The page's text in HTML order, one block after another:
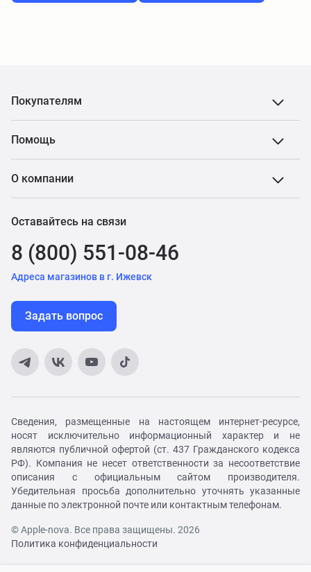
Покупателям
Помощь
О компании
Оставайтесь на связи
8 (800) 551-08-46
Адреса магазинов в г. Ижевск
Задать вопрос
Сведения, размещенные на настоящем интернет-ресурсе,
носят исключительно информационный характер и не
являются публичной офертой (ст. 437 Гражданского кодекса
РФ). Компания не несет ответственности за несоответствие
описания с официальным сайтом производителя.
Убедительная просьба дополнительно уточнять указанные
данные по электронной почте или контактным телефонам.
© Apple-nova. Все права защищены. 2026
Политика конфиденциальности